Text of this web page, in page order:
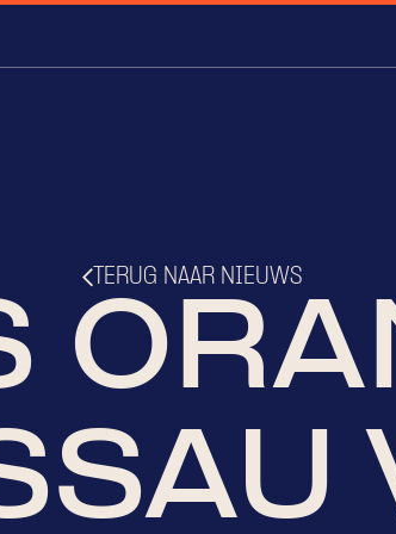
TERUG NAAR NIEUWS